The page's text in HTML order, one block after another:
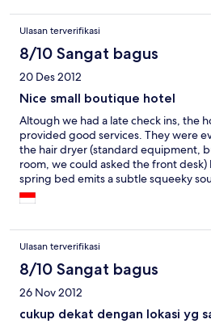
Ulasan terverifikasi
8/10 Sangat bagus
20 Des 2012
Nice small boutique hotel
Altough we had a late check ins, the
provided good services. They were
the hair dryer (standard equipment,
room, we could asked the front
spring bed emits a subtle squeeky
latex bed or a harder bed. The roof
quite pleasant for early breakfast.
Ulasan terverifikasi
8/10 Sangat bagus
26 Nov 2012
cukup dekat dengan lokasi yg